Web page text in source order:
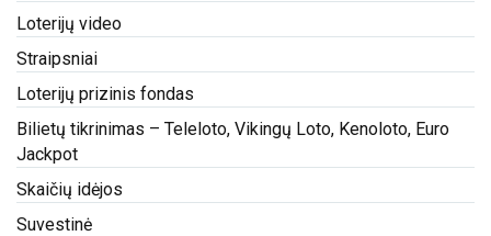
Loterijų video
Straipsniai
Loterijų prizinis fondas
Bilietų tikrinimas – Teleloto, Vikingų Loto, Kenoloto, Euro
Jackpot
Skaičių idėjos
Suvestinė